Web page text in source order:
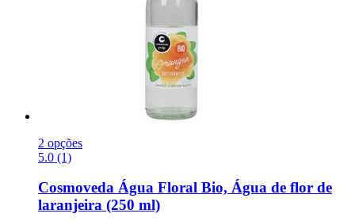
2 opções
5.0 (1)
Cosmoveda Água Floral Bio, Água de flor de
laranjeira (250 ml)